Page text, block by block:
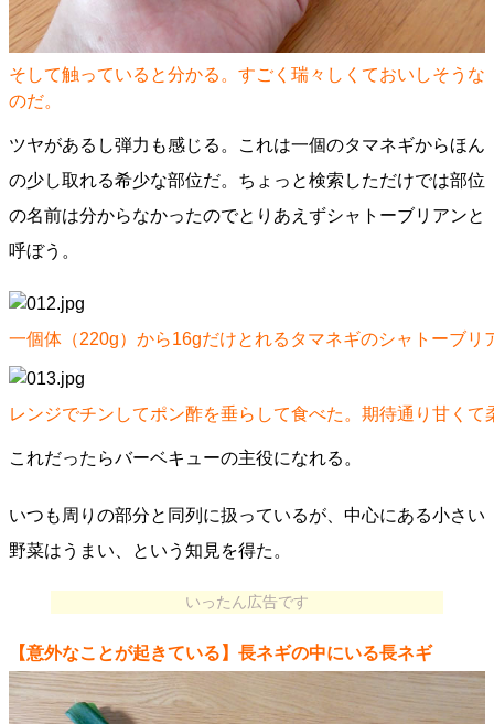
そして触っていると分かる。すごく瑞々しくておいしそうな
のだ。
ツヤがあるし弾力も感じる。これは一個のタマネギからほん
の少し取れる希少な部位だ。ちょっと検索しただけでは部位
の名前は分からなかったのでとりあえずシャトーブリアンと
呼ぼう。
一個体（220g）から16gだけとれるタマネギのシャトーブリ
レンジでチンしてポン酢を垂らして食べた。期待通り甘くて
これだったらバーベキューの主役になれる。
いつも周りの部分と同列に扱っているが、中心にある小さい
野菜はうまい、という知見を得た。
いったん広告です
【意外なことが起きている】長ネギの中にいる長ネギ